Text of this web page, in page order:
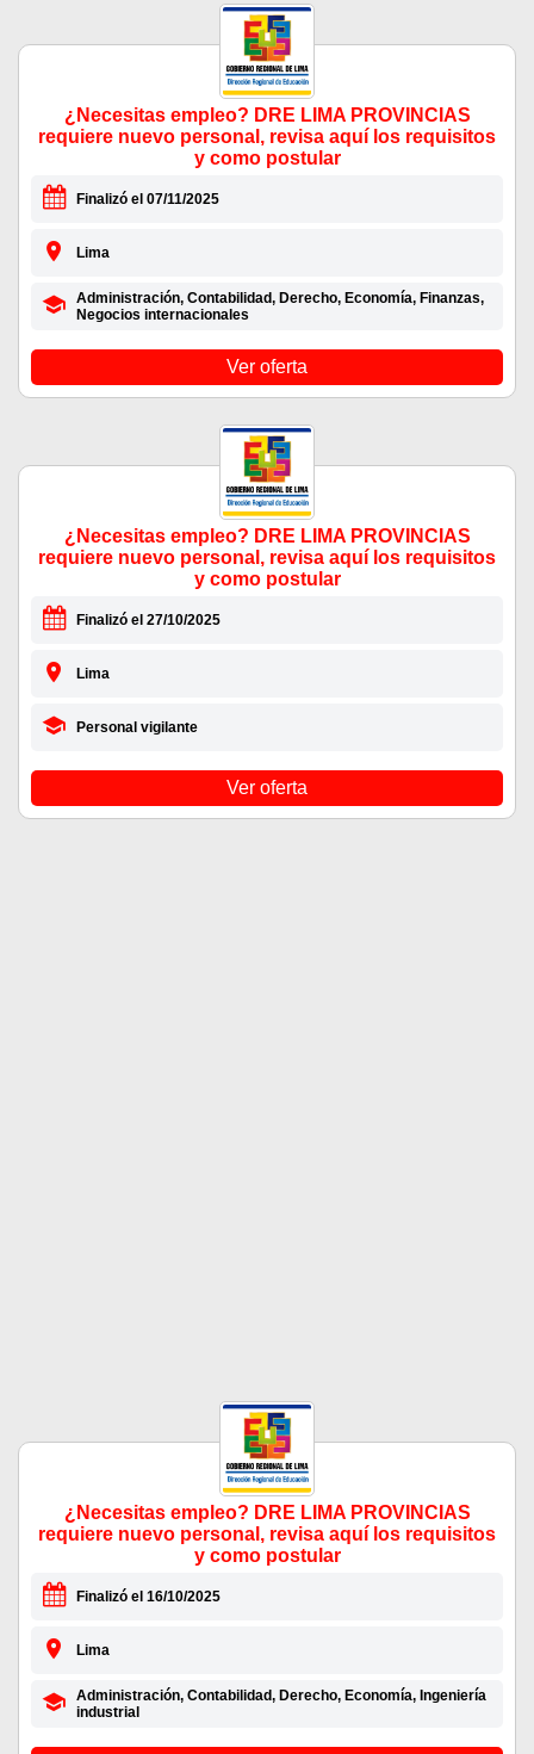
¿Necesitas empleo? DRE LIMA PROVINCIAS
requiere nuevo personal, revisa aquí los requisitos
y como postular
Finalizó el 07/11/2025
Lima
Administración, Contabilidad, Derecho, Economía, Finanzas,
Negocios internacionales
Ver oferta
¿Necesitas empleo? DRE LIMA PROVINCIAS
requiere nuevo personal, revisa aquí los requisitos
y como postular
Finalizó el 27/10/2025
Lima
Personal vigilante
Ver oferta
¿Necesitas empleo? DRE LIMA PROVINCIAS
requiere nuevo personal, revisa aquí los requisitos
y como postular
Finalizó el 16/10/2025
Lima
Administración, Contabilidad, Derecho, Economía, Ingeniería
industrial